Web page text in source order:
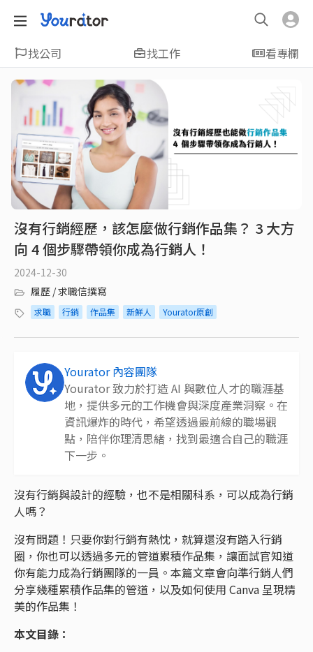
找公司 找工作 看專欄
沒有行銷經歷，該怎麼做行銷作品集？ 3 大方
向 4 個步驟帶領你成為行銷人！
2024-12-30
履歷 / 求職信撰寫
求職 行銷 作品集 新鮮人 Yourator原創
Yourator 內容團隊
Yourator 致力於打造 AI 與數位人才的職涯基
地，提供多元的工作機會與深度產業洞察。在
資訊爆炸的時代，希望透過最前線的職場觀
點，陪伴你理清思緒，找到最適合自己的職涯
下一步。
沒有行銷與設計的經驗，也不是相關科系，可以成為行銷
人嗎？
沒有問題！只要你對行銷有熱忱，就算還沒有踏入行銷
圈，你也可以透過多元的管道累積作品集，讓面試官知道
你有能力成為行銷團隊的一員。本篇文章會向準行銷人們
分享幾種累積作品集的管道，以及如何使用 Canva 呈現精
美的作品集！
本文目錄：